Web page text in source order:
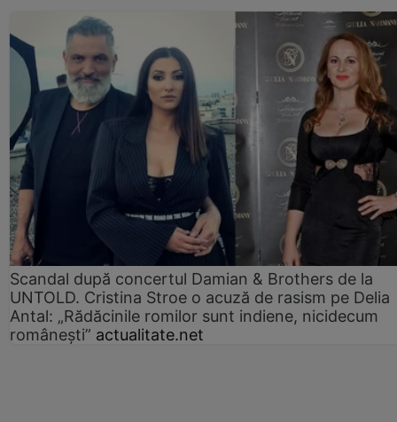
Scandal după concertul Damian & Brothers de la
UNTOLD. Cristina Stroe o acuză de rasism pe Delia
Antal: „Rădăcinile romilor sunt indiene, nicidecum
românești” actualitate.net